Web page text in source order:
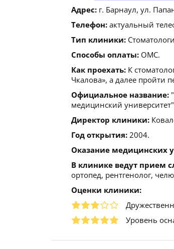
Адрес: г. Барнаул, ул.
Телефон: актуальный
Тип клиники:
Способы оплаты: ОМС.
Как проехать: К
Чкалова», а далее пройти
Официальное название:
медицинский
Директор клиники:
Год открытия: 2004.
Оказание медицинских
В клинике ведут прием
ортопед, рентгенолог,
Оценки клиники:
Уровень